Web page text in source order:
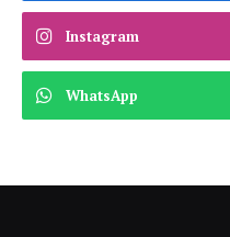
Instagram
WhatsApp